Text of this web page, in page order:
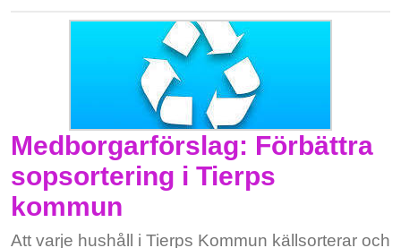
Medborgarförslag: Förbättra
sopsortering i Tierps
kommun
Att varje hushåll i Tierps Kommun källsorterar och